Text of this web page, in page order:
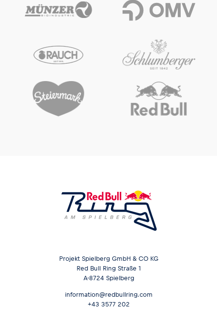
Projekt Spielberg GmbH & CO KG
Red Bull Ring Straße 1
A-8724 Spielberg
information@redbullring.com
+43 3577 202